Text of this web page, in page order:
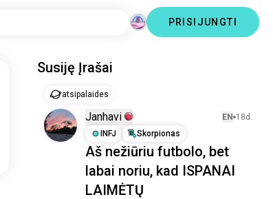
PRISIJUNGTI
Susiję Įrašai
atsipalaides
Janhavi EN 18d.
INFJ
Skorpionas
Aš nežiūriu futbolo, bet
labai noriu, kad ISPANAI
LAIMĖTŲ